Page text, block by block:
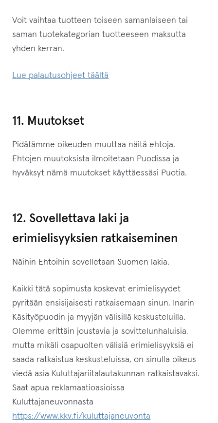
Voit vaihtaa tuotteen toiseen samanlaiseen tai
saman tuotekategorian tuotteeseen maksutta
yhden kerran.
Lue palautusohjeet täältä
11. Muutokset
Pidätämme oikeuden muuttaa näitä ehtoja.
Ehtojen muutoksista ilmoitetaan Puodissa ja
hyväksyt nämä muutokset käyttäessäsi Puotia.
12. Sovellettava laki ja
erimielisyyksien ratkaiseminen
Näihin Ehtoihin sovelletaan Suomen lakia.
Kaikki tätä sopimusta koskevat erimielisyydet
pyritään ensisijaisesti ratkaisemaan sinun, Inarin
Käsityöpuodin ja myyjän välisillä keskusteluilla.
Olemme erittäin joustavia ja sovittelunhaluisia,
mutta mikäli osapuolten välisiä erimielisyyksiä ei
saada ratkaistua keskusteluissa, on sinulla oikeus
viedä asia Kuluttajariitalautakunnan ratkaistavaksi.
Saat apua reklamaatioasioissa
Kuluttajaneuvonnasta
https://www.kkv.fi/kuluttajaneuvonta